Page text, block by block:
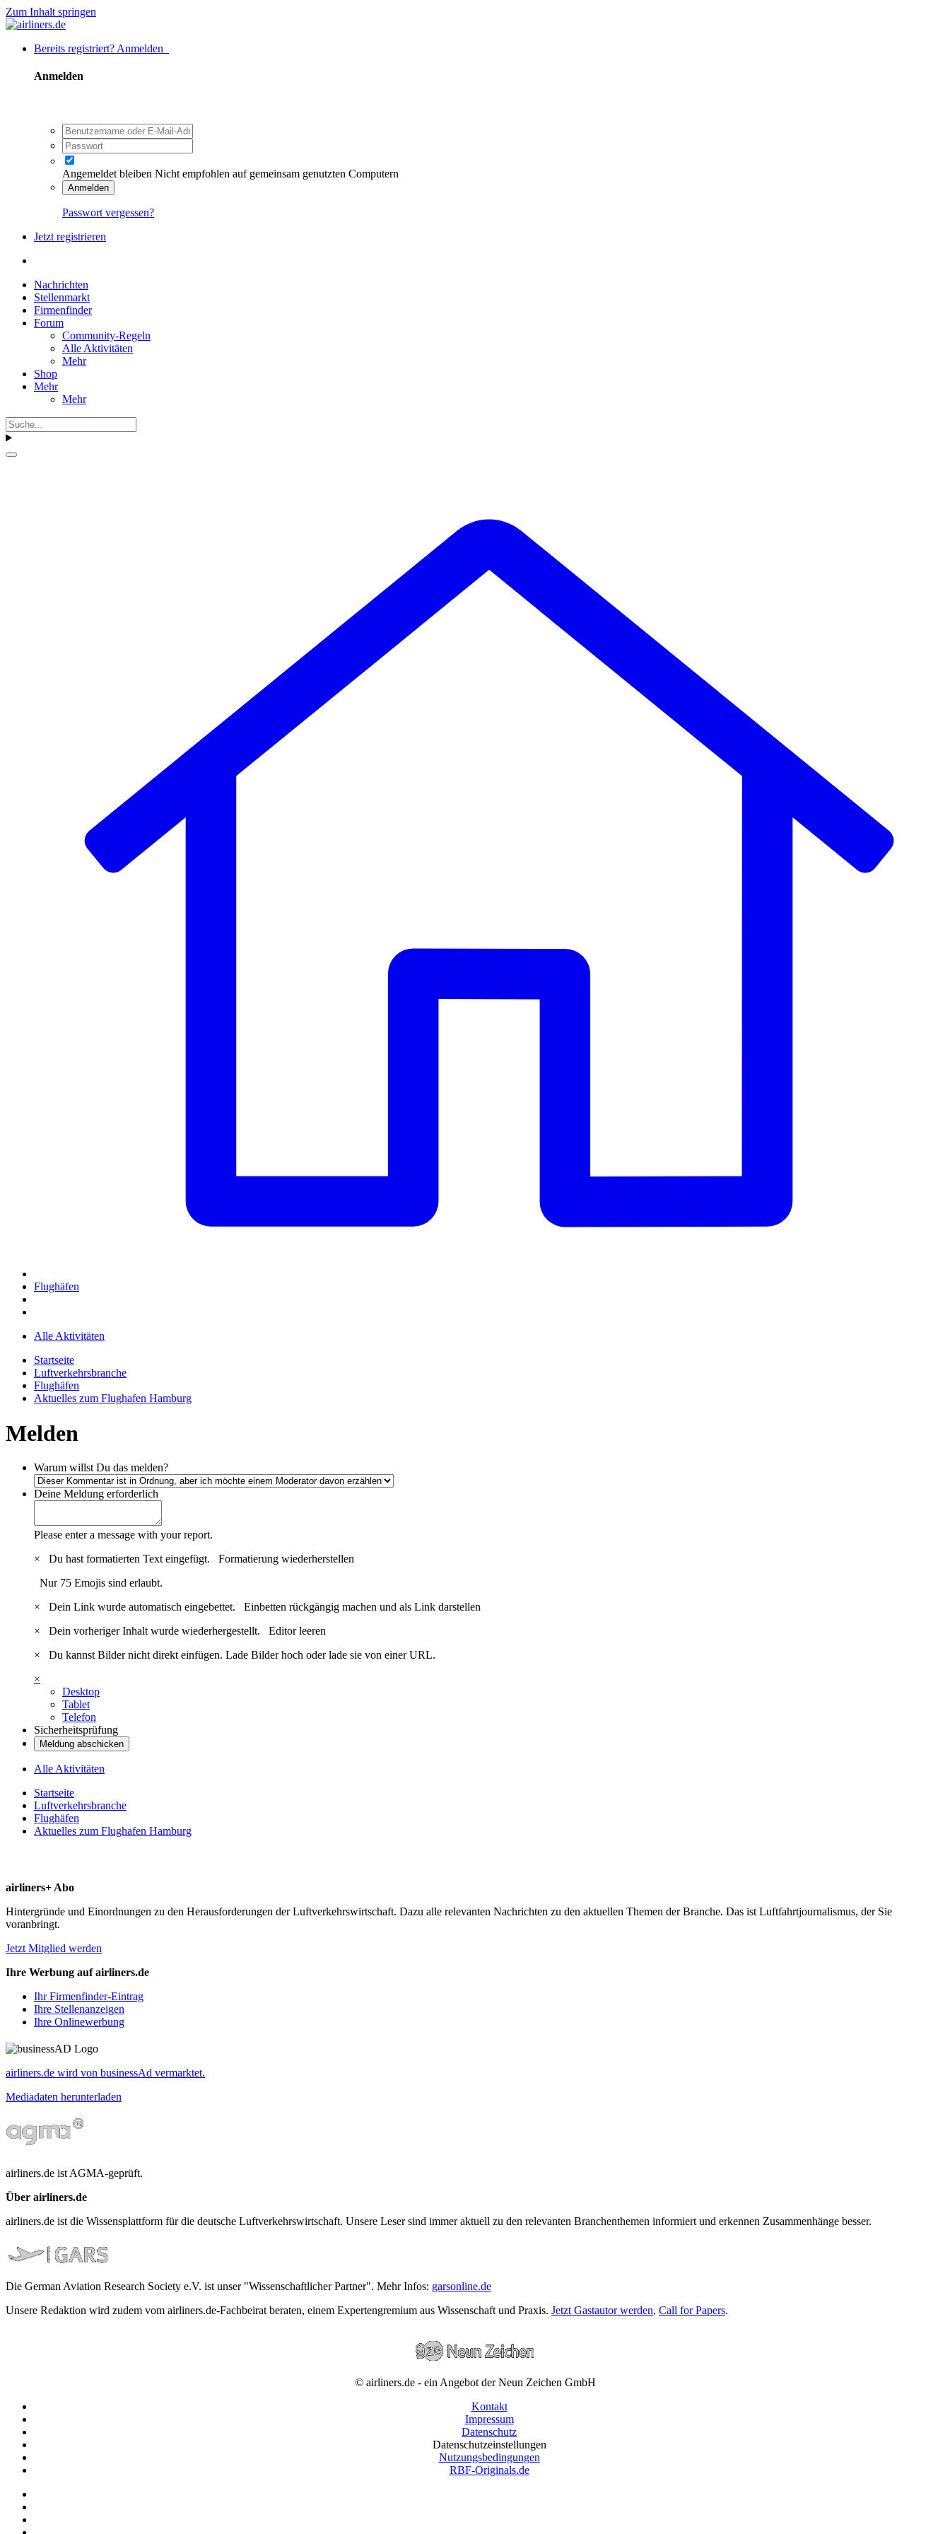
Zum Inhalt springen
Bereits registriert? Anmelden
Anmelden
Angemeldet bleiben Nicht empfohlen auf gemeinsam genutzten Computern
Anmelden
Passwort vergessen?
Jetzt registrieren
Nachrichten
Stellenmarkt
Firmenfinder
Forum
Community-Regeln
Alle Aktivitäten
Mehr
Shop
Mehr
Mehr
Flughäfen
Alle Aktivitäten
Startseite
Luftverkehrsbranche
Flughäfen
Aktuelles zum Flughafen Hamburg
Melden
Warum willst Du das melden?
Deine Meldung erforderlich
Please enter a message with your report.
×
Du hast formatierten Text eingefügt. Formatierung wiederherstellen
Nur 75 Emojis sind erlaubt.
×
Dein Link wurde automatisch eingebettet. Einbetten rückgängig machen und als Link darstellen
×
Dein vorheriger Inhalt wurde wiederhergestellt. Editor leeren
×
Du kannst Bilder nicht direkt einfügen. Lade Bilder hoch oder lade sie von einer URL.
×
Desktop
Tablet
Telefon
Sicherheitsprüfung
Meldung abschicken
Alle Aktivitäten
Startseite
Luftverkehrsbranche
Flughäfen
Aktuelles zum Flughafen Hamburg
airliners+ Abo
Hintergründe und Einordnungen zu den Herausforderungen der Luftverkehrswirtschaft. Dazu alle relevanten Nachrichten zu den aktuellen Themen der Branche. Das ist Luftfahrtjournalismus, der Sie
voranbringt.
Jetzt Mitglied werden
Ihre Werbung auf airliners.de
Ihr Firmenfinder-Eintrag
Ihre Stellenanzeigen
Ihre Onlinewerbung
airliners.de wird von businessAd vermarktet.
Mediadaten herunterladen
airliners.de ist AGMA-geprüft.
Über airliners.de
airliners.de ist die Wissensplattform für die deutsche Luftverkehrswirtschaft. Unsere Leser sind immer aktuell zu den relevanten Branchenthemen informiert und erkennen Zusammenhänge besser.
Die German Aviation Research Society e.V. ist unser "Wissenschaftlicher Partner". Mehr Infos: garsonline.de
Unsere Redaktion wird zudem vom airliners.de-Fachbeirat beraten, einem Expertengremium aus Wissenschaft und Praxis. Jetzt Gastautor werden, Call for Papers.
© airliners.de - ein Angebot der Neun Zeichen GmbH
Kontakt
Impressum
Datenschutz
Datenschutzeinstellungen
Nutzungsbedingungen
RBF-Originals.de